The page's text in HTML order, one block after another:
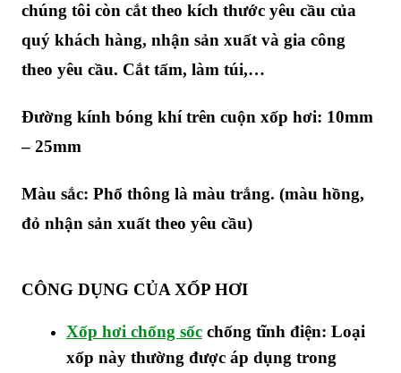
chúng tôi còn cắt theo kích thước yêu cầu của
quý khách hàng, nhận sản xuất và gia công
theo yêu cầu. Cắt tấm, làm túi,…
Đường kính bóng khí trên cuộn xốp hơi: 10mm
– 25mm
Màu sắc: Phổ thông là màu trắng. (màu hồng,
đỏ nhận sản xuất theo yêu cầu)
CÔNG DỤNG CỦA XỐP HƠI
Xốp hơi chống sốcchống tĩnh điện: Loại
xốp này thường được áp dụng trong